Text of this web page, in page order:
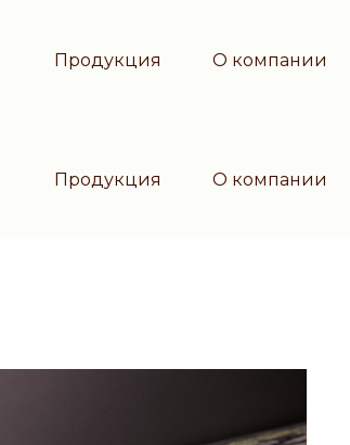
Продукция О компании
Продукция О компании